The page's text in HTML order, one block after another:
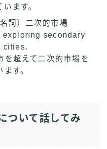
ます。
詞）二次的市場
exploring secondary
cities.
を超えて二次的市場を
す。
ついて話してみ